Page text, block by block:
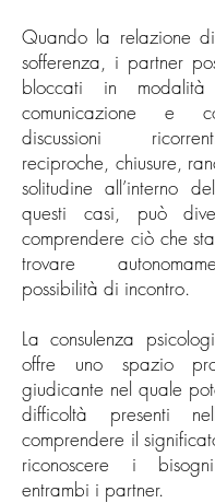
Quando la relazione
sofferenza, i partner
bloccati in
comunicazione e
discussioni
reciproche, chiusure,
solitudine all’interno
questi casi, può
comprendere ciò che
trovare
possibilità di incontro.
La consulenza
offre uno spazio
giudicante nel quale
difficoltà presenti
comprendere il
riconoscere i
entrambi i partner.